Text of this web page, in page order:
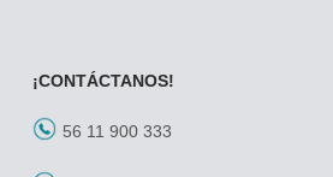
¡CONTÁCTANOS!
56 11 900 333